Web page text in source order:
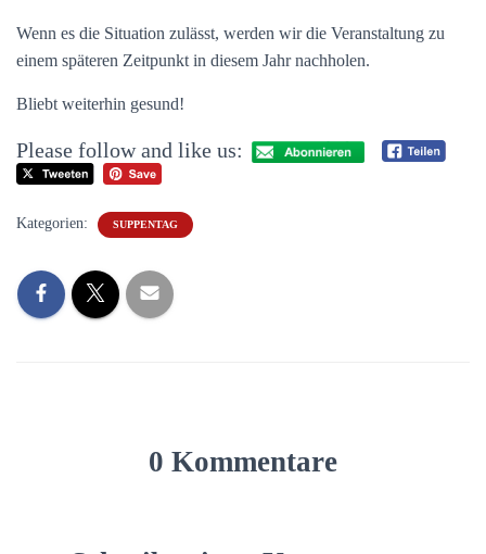
Wenn es die Situation zulässt, werden wir die Veranstaltung zu
einem späteren Zeitpunkt in diesem Jahr nachholen.
Bliebt weiterhin gesund!
Please follow and like us:
Kategorien: SUPPENTAG
0 Kommentare